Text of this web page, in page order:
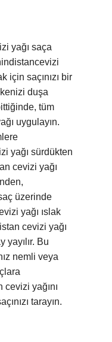
yağı saça
için saçınızı bir
duşa
tüm
uygulayın.
yağı sürdükten
cevizi yağı
üzerinde
yağı ıslak
cevizi yağı
yayılır. Bu
nemli veya
cevizi yağını
tarayın.